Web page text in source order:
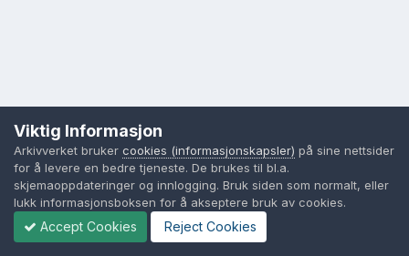
Viktig Informasjon
Arkivverket bruker cookies (informasjonskapsler) på sine nettsider
for å levere en bedre tjeneste. De brukes til bl.a.
skjemaoppdateringer og innlogging. Bruk siden som normalt, eller
lukk informasjonsboksen for å akseptere bruk av cookies.
Accept Cookies Reject Cookies